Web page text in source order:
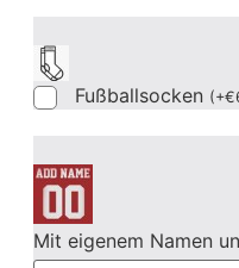
Fußballsocken (+€
Mit eigenem Namen